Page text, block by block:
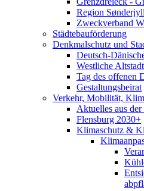
Region
Zweckverband
Städtebauförderung
Denkmalschutz und
Deutsch-
Westliche
Tag des offenen
Gestaltungsbeirat
Verkehr, Mobilität,
Aktuelles aus
Flensburg 2030+
Klimaschutz &